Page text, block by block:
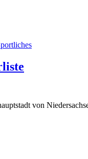
von